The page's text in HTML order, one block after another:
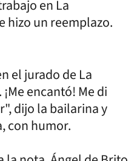
en La
hizo un reemplazo.
el jurado de La
encantó! Me di
dijo la bailarina y
con humor.